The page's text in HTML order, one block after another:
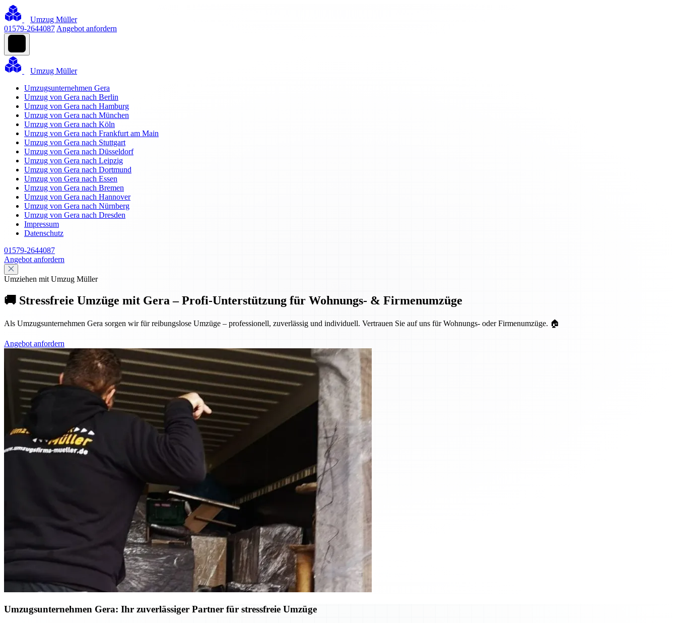
Umzug Müller
01579-2644087 Angebot anfordern
Umzug Müller
Umzugsunternehmen Gera
Umzug von Gera nach Berlin
Umzug von Gera nach Hamburg
Umzug von Gera nach München
Umzug von Gera nach Köln
Umzug von Gera nach Frankfurt am Main
Umzug von Gera nach Stuttgart
Umzug von Gera nach Düsseldorf
Umzug von Gera nach Leipzig
Umzug von Gera nach Dortmund
Umzug von Gera nach Essen
Umzug von Gera nach Bremen
Umzug von Gera nach Hannover
Umzug von Gera nach Nürnberg
Umzug von Gera nach Dresden
Impressum
Datenschutz
01579-2644087
Angebot anfordern
Umziehen mit Umzug Müller
🚚 Stressfreie Umzüge mit Gera – Profi-Unterstützung für Wohnungs- & Firmenumzüge
Als Umzugsunternehmen Gera sorgen wir für reibungslose Umzüge – professionell, zuverlässig und individuell. Vertrauen Sie auf uns für Wohnungs- oder Firmenumzüge. 🏠
Angebot anfordern
Umzugsunternehmen Gera: Ihr zuverlässiger Partner für stressfreie Umzüge